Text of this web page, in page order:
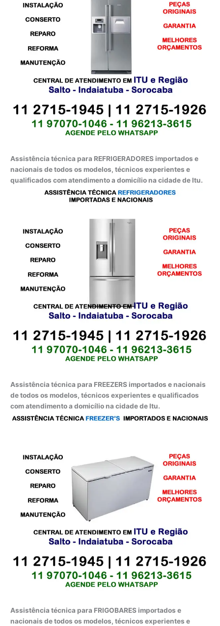
Assistência técnica para REFRIGERADORES importados e
nacionais de todos os modelos, técnicos experientes e
qualificados com atendimento a domicílio na cidade de Itu.
Assistência técnica para FREEZERS importados e nacionais
de todos os modelos, técnicos experientes e qualificados
com atendimento a domicílio na cidade de Itu.
Assistência técnica para FRIGOBARES importados e
nacionais de todos os modelos, técnicos experientes e